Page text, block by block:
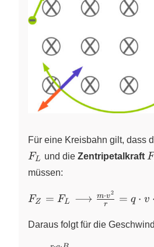
Für eine Kreisbahn gilt, dass
FL und die Zentripetalkraft F
müssen:
F_Z=F_L
\longrightarrow
\frac{m\cdot
FZ = FL ⟶ r
m⋅v2 = q ⋅ v ⋅
Daraus folgt für die